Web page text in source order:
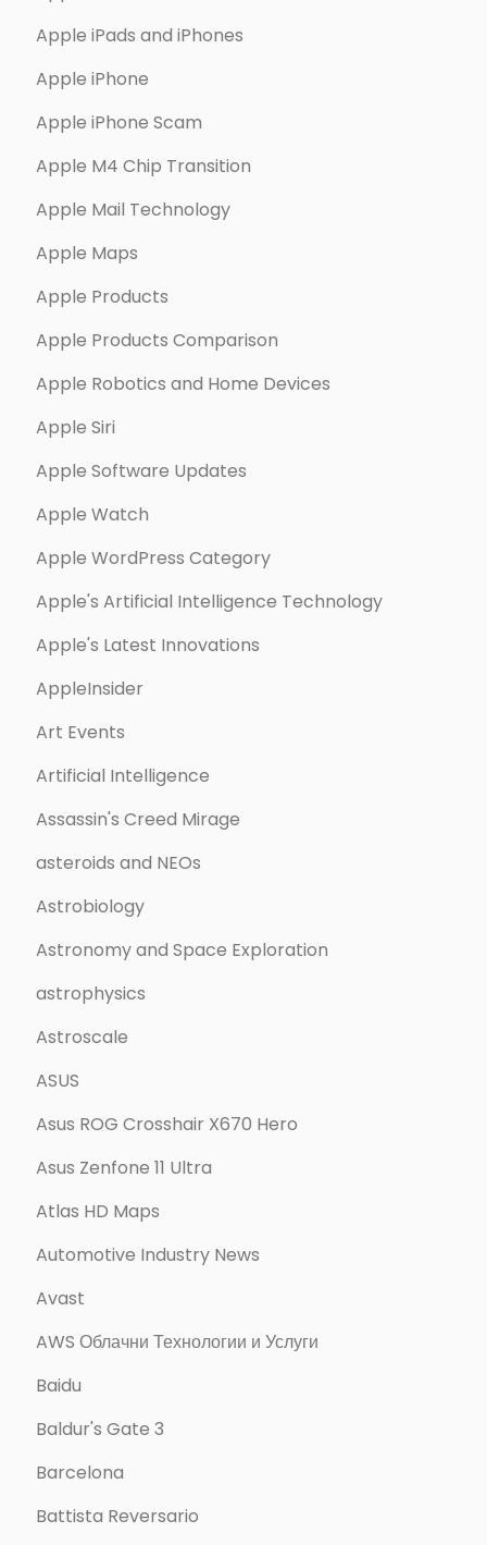
Apple iPads and iPhones
Apple iPhone
Apple iPhone Scam
Apple M4 Chip Transition
Apple Mail Technology
Apple Maps
Apple Products
Apple Products Comparison
Apple Robotics and Home Devices
Apple Siri
Apple Software Updates
Apple Watch
Apple WordPress Category
Apple's Artificial Intelligence Technology
Apple's Latest Innovations
AppleInsider
Art Events
Artificial Intelligence
Assassin's Creed Mirage
asteroids and NEOs
Astrobiology
Astronomy and Space Exploration
astrophysics
Astroscale
ASUS
Asus ROG Crosshair X670 Hero
Asus Zenfone 11 Ultra
Atlas HD Maps
Automotive Industry News
Avast
AWS Облачни Технологии и Услуги
Baidu
Baldur's Gate 3
Barcelona
Battista Reversario